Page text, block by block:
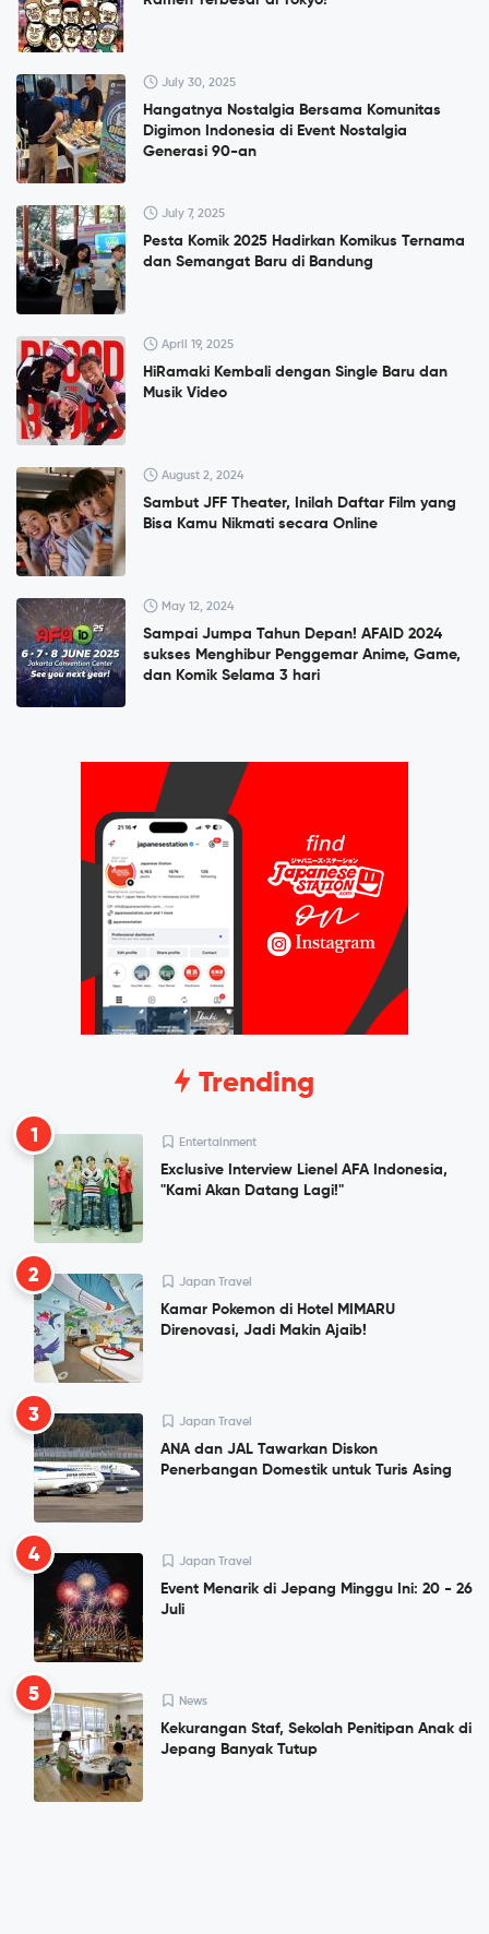
July 30, 2025
Hangatnya Nostalgia Bersama Komunitas
Digimon Indonesia di Event Nostalgia
Generasi 90-an
July 7, 2025
Pesta Komik 2025 Hadirkan Komikus Ternama
dan Semangat Baru di Bandung
April 19, 2025
HiRamaki Kembali dengan Single Baru dan
Musik Video
August 2, 2024
Sambut JFF Theater, Inilah Daftar Film yang
Bisa Kamu Nikmati secara Online
May 12, 2024
Sampai Jumpa Tahun Depan! AFAID 2024
sukses Menghibur Penggemar Anime, Game,
dan Komik Selama 3 hari
Trending
1 Entertainment
Exclusive Interview Lienel AFA Indonesia,
"Kami Akan Datang Lagi!"
2 Japan Travel
Kamar Pokemon di Hotel MIMARU
Direnovasi, Jadi Makin Ajaib!
3 Japan Travel
ANA dan JAL Tawarkan Diskon
Penerbangan Domestik untuk Turis Asing
4 Japan Travel
Event Menarik di Jepang Minggu Ini: 20 - 26
Juli
5 News
Kekurangan Staf, Sekolah Penitipan Anak di
Jepang Banyak Tutup